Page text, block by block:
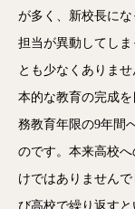
が多く、新校長にな
担当が異動してし
とも少なくありま
本的な教育の完成
務教育年限の9年間
のです。本来高校
けではありません
び高校で繰り返す